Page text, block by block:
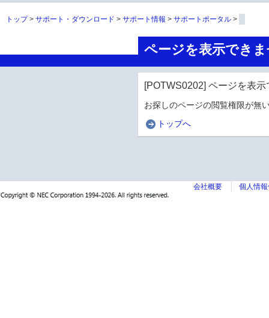
トップ サポート・ダウンロード サポート情報 サポートポータル
ページを表示でき
[POTWS0202] ページを表
お探しのページの閲覧権限が無
トップへ
会社概要 個人情